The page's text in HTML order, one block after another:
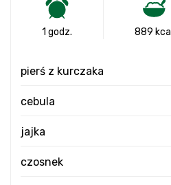
1 godz. 889 kcal
pierś z kurczaka
cebula
jajka
czosnek